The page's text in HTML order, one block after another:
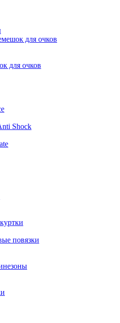
для очков
для очков
Shock
повязки